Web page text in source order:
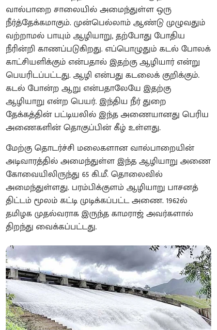
வால்பாறை சாலையில் அமைந்துள்ள ஒரு
நீர்த்தேக்கமாகும். முன்பெல்லாம் ஆண்டு முழுவதும்
வற்றாமல் பாயும் ஆழியாறு, தற்போது போதிய
நீரின்றி காணப்படுகிறது. எப்பொழுதும் கடல் போலக்
காட்சியளிக்கும் என்பதால் இதற்கு ஆழியார் என்று
பெயரிடப்பட்டது. ஆழி என்பது கடலைக் குறிக்கும்.
கடல் போன்ற ஆறு என்பதாலேயே இதற்கு
ஆழியாறு என்ற பெயர். இந்திய நீர் துறை
தேக்கத்தின் பட்டியலில் இந்த அணையானது பெரிய
அணைகளின் தொகுப்பின் கீழ் உள்ளது.
மேற்கு தொடர்ச்சி மலைகளான வால்பாறையின்
அடிவாரத்தில் அமைந்துள்ள இந்த ஆழியாறு அணை
கோவையிலிருந்து 65 கி.மீ. தொலைவில்
அமைந்துள்ளது. பரம்பிக்குளம் ஆழியாறு பாசனத்
திட்டம் மூலம் கட்டி முடிக்கப்பட்ட அணை. 1962ல்
தமிழக முதல்வராக இருந்த காமராஜ் அவர்களால்
திறந்து வைக்கப்பட்டது.